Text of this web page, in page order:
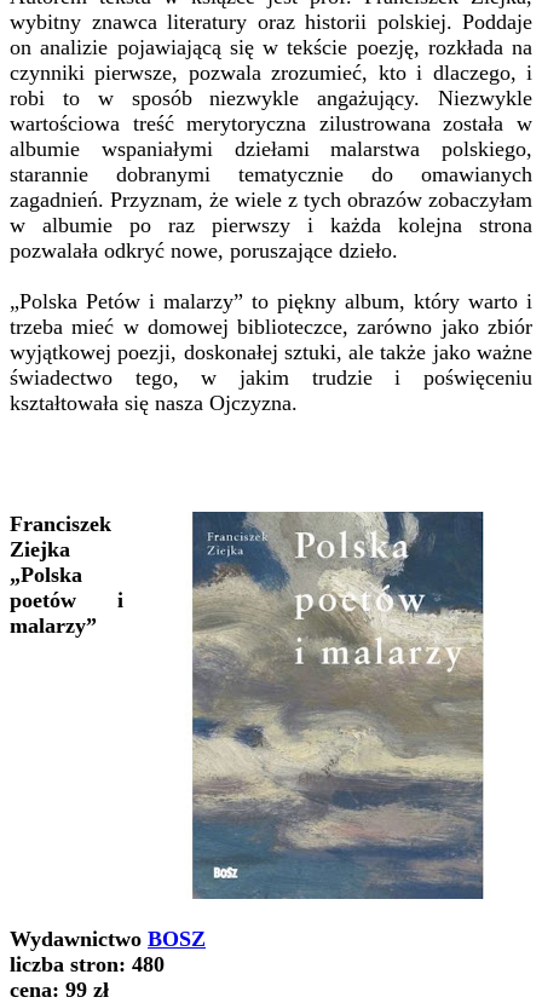
wybitny znawca literatury oraz historii polskiej. Poddaje
on analizie pojawiającą się w tekście poezję, rozkłada na
czynniki pierwsze, pozwala zrozumieć, kto i dlaczego, i
robi to w sposób niezwykle angażujący. Niezwykle
wartościowa treść merytoryczna zilustrowana została w
albumie wspaniałymi dziełami malarstwa polskiego,
starannie dobranymi tematycznie do omawianych
zagadnień. Przyznam, że wiele z tych obrazów zobaczyłam
w albumie po raz pierwszy i każda kolejna strona
pozwalała odkryć nowe, poruszające dzieło.
„Polska Petów i malarzy” to piękny album, który warto i
trzeba mieć w domowej biblioteczce, zarówno jako zbiór
wyjątkowej poezji, doskonałej sztuki, ale także jako ważne
świadectwo tego, w jakim trudzie i poświęceniu
kształtowała się nasza Ojczyzna.
Franciszek
Ziejka
„Polska
poetów i
malarzy”
Wydawnictwo BOSZ
liczba stron: 480
cena: 99 zł